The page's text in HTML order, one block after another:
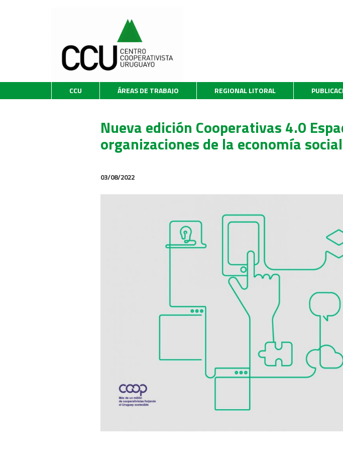
CCU ÁREAS DE TRABAJO REGIONAL LITORAL
Nueva edición Cooperativas 4.0
organizaciones de la economía social
03/08/2022